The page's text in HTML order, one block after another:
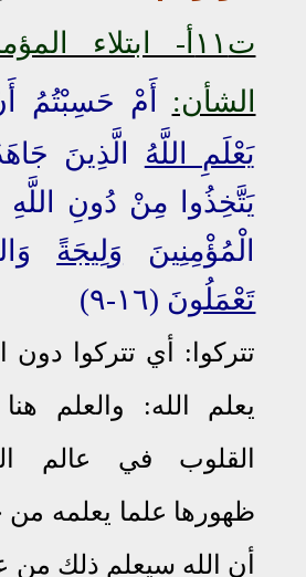
ت١١أ- ابتلاء
الشأن:
أَمْ حَسِبْتُمُ
يَعْلَمِ اللَّهُ الَّذِينَ
يَتَّخِذُوا مِنْ دُونِ اللَّهِ
الْمُؤْمِنِينَ وَلِيجَةً
تَعْمَلُونَ (١٦-٩)
تتركوا: أي تتركوا دون
يعلم الله: والعلم
القلوب في عالم
ظهورها علما يعلمه
أن الله سيعلم ذلك من